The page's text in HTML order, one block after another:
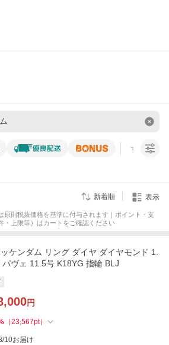
すべての条
新着順 表示
原則税抜価格を基準に付与されます｜ポイント・支
・上限等）はカートをご確認ください
ケンダム リング ダイヤ ダイヤモンド 1.
パヴェ 11.5号 K18YG 指輪 BLJ
円
（23,567pt）
10お届け